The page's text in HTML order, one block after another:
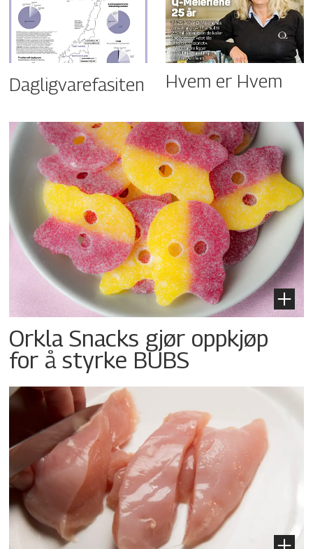
Dagligvarefasiten Hvem er Hvem
Orkla Snacks gjør oppkjøp
for å styrke BUBS